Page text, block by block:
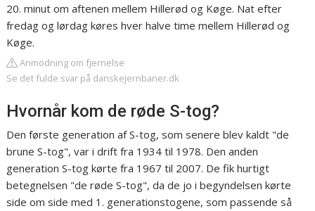
20. minut om aftenen mellem Hillerød og Køge. Nat efter
fredag og lørdag køres hver halve time mellem Hillerød og
Køge.
Anmodning om fjernelse
Se det fulde svar på danskejernbaner.dk
Hvornår kom de røde S-tog?
Den første generation af S-tog, som senere blev kaldt "de
brune S-tog", var i drift fra 1934 til 1978. Den anden
generation S-tog kørte fra 1967 til 2007. De fik hurtigt
betegnelsen "de røde S-tog", da de jo i begyndelsen kørte
side om side med 1. generationstogene, som passende så